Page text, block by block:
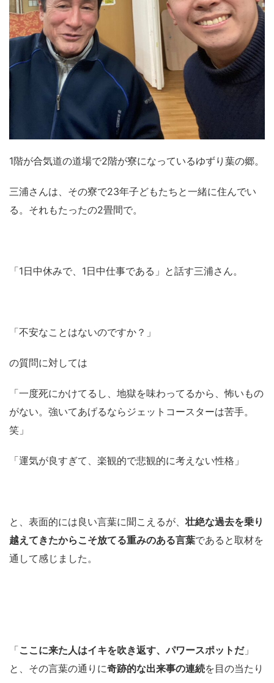
1階が合気道の道場で2階が寮になっているゆずり葉の郷。
三浦さんは、その寮で23年子どもたちと一緒に住んでい
る。それもたったの2畳間で。
「1日中休みで、1日中仕事である」と話す三浦さん。
「不安なことはないのですか？」
の質問に対しては
「一度死にかけてるし、地獄を味わってるから、怖いもの
がない。強いてあげるならジェットコースターは苦手。
笑」
「運気が良すぎて、楽観的で悲観的に考えない性格」
と、表面的には良い言葉に聞こえるが、壮絶な過去を乗り
越えてきたからこそ放てる重みのある言葉であると取材を
通して感じました。
「ここに来た人はイキを吹き返す、パワースポットだ」
と、その言葉の通りに奇跡的な出来事の連続を目の当たり